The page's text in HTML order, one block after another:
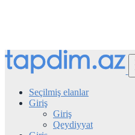
Seçilmiş elanlar
Giriş
Giriş
Qeydiyyat
Tap
Azerbaijan